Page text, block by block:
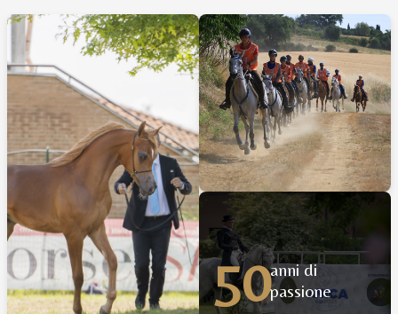
50anni di
passione